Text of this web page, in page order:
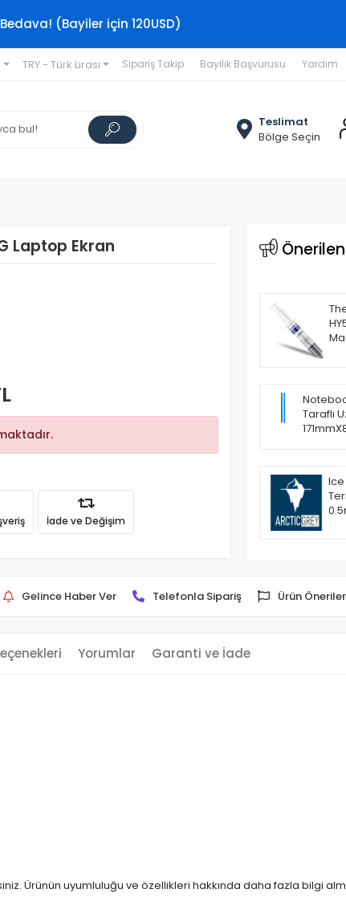
(Bayiler için 120USD)
TRY - Türk Lirası Sipariş Takip Bayilik Başvurusu Yardım
Teslimat
Bölge Seçin
Laptop Ekran
İade ve Değişim
Taraflı
Gelince Haber Ver Telefonla Sipariş Ürün
Yorumlar Garanti ve İade
Ürünün uyumluluğu ve özellikleri hakkında daha fazla bilgi